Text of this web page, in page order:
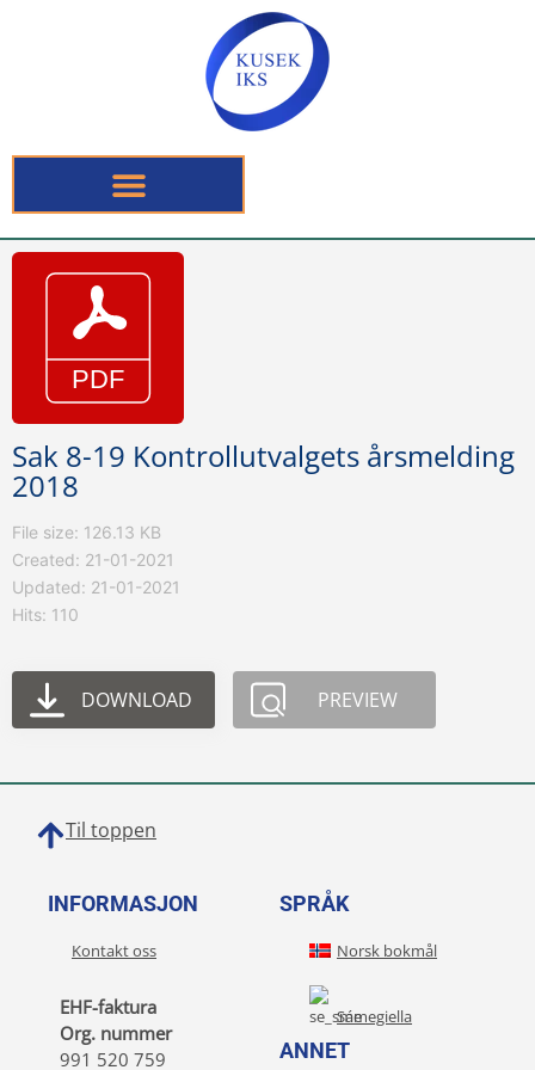
Sak 8-19 Kontrollutvalgets årsmelding
2018
File size: 126.13 KB
Created: 21-01-2021
Updated: 21-01-2021
Hits: 110
DOWNLOAD PREVIEW
Til toppen
INFORMASJON
Kontakt oss
EHF-faktura
Org. nummer
991 520 759
SPRÅK
Norsk bokmål
Sámegiella
ANNET